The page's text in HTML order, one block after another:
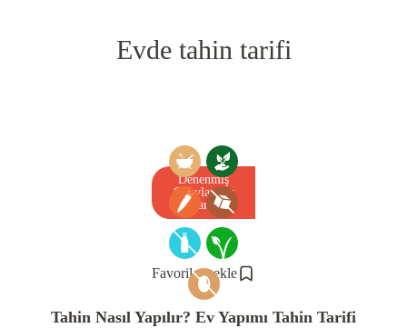
Evde tahin tarifi
Favorilere ekle
Denenmiş
Onaylanmış
Tarif
Tahin Nasıl Yapılır? Ev Yapımı Tahin Tarifi